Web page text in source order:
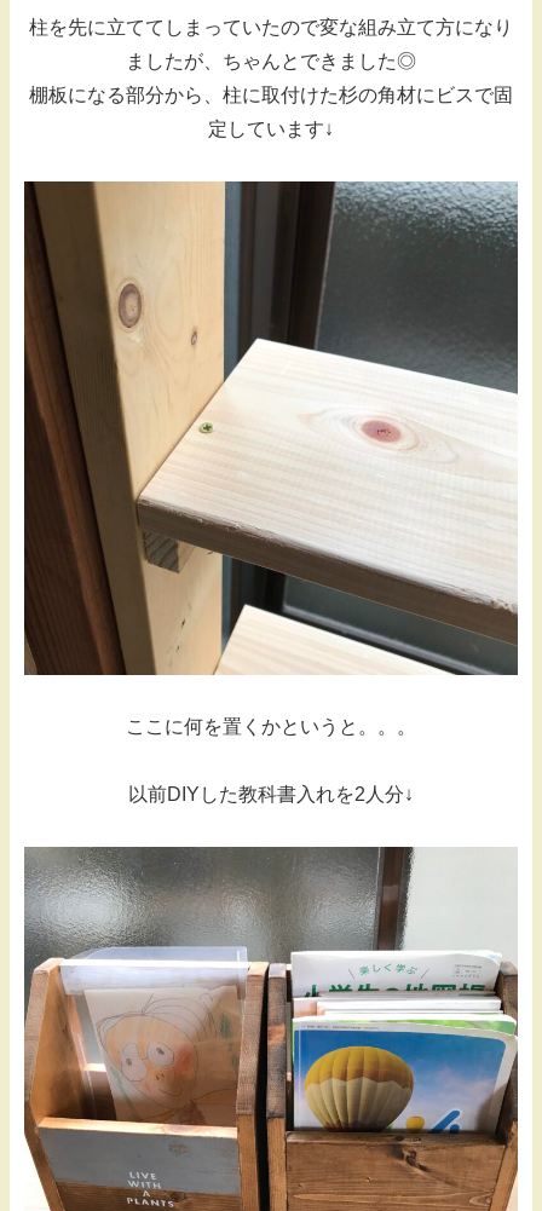
柱を先に立ててしまっていたので変な組み立て方になり
ましたが、ちゃんとできました◎
棚板になる部分から、柱に取付けた杉の角材にビスで固
定しています↓
ここに何を置くかというと。。。
以前DIYした教科書入れを2人分↓